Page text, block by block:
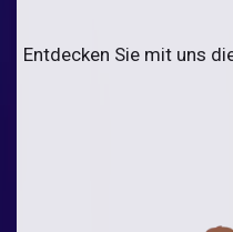
Entdecken Sie mit uns